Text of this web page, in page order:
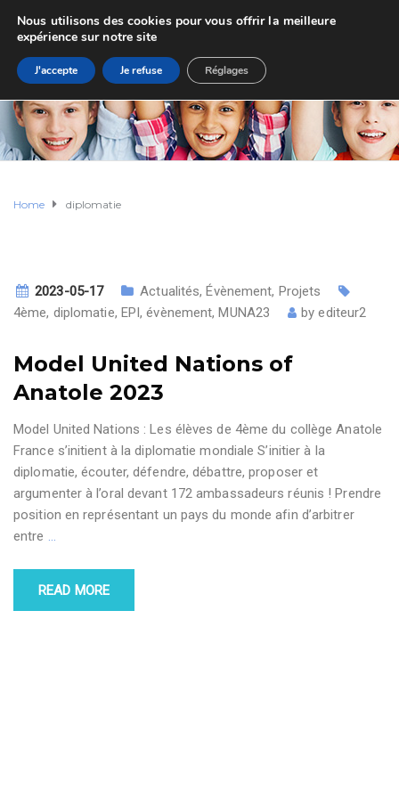
Home diplomatie
2023-05-17 Actualités,Évènement, Projets
4ème, diplomatie, EPI,évènement,MUNA23 byediteur2
Model United Nations of
Anatole 2023
Model United Nations : Les élèves de 4ème du collège Anatole
France s’initient à la diplomatie mondiale S’initier à la
diplomatie, écouter, défendre, débattre, proposer et
argumenter à l’oral devant 172 ambassadeurs réunis ! Prendre
position en représentant un pays du monde afin d’arbitrer
entre …
READ MORE
Nous utilisons des cookies pour vous offrir la meilleure
expérience sur notre site
J'accepte Je refuse Réglages